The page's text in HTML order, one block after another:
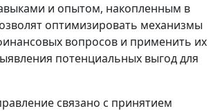
и опытом, накопленным в
оптимизировать механизмы
вопросов и применить их
потенциальных выгод для
связано с принятием